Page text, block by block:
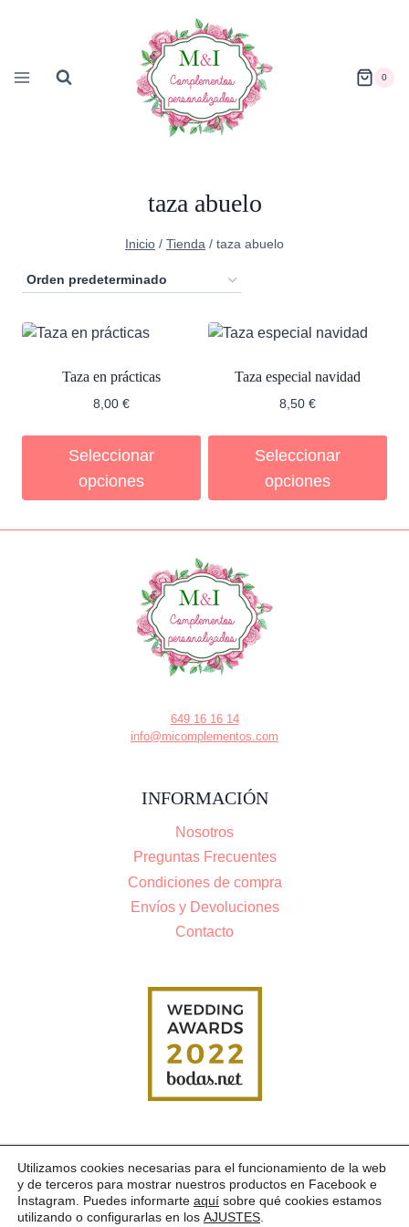
0
taza abuelo
Inicio / Tienda / taza abuelo
Taza en prácticas
8,00 €
Seleccionar
opciones
Taza especial navidad
8,50 €
Seleccionar
opciones
649 16 16 14
info@micomplementos.com
INFORMACIÓN
Nosotros
Preguntas Frecuentes
Condiciones de compra
Envíos y Devoluciones
Contacto
AVISO LEGAL POLÍTICA DE PRIVACIDAD COOKIES
© 2026 M&I Complementos
Utilizamos cookies necesarias para el funcionamiento de la web
y de terceros para mostrar nuestros productos en Facebook e
Instagram. Puedes informarte aquí sobre qué cookies estamos
utilizando o configurarlas en los AJUSTES